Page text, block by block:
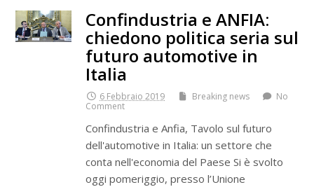
Confindustria e ANFIA:
chiedono politica seria sul
futuro automotive in
Italia
6 Febbraio 2019 Breaking news
No
Comment
Confindustria e Anfia, Tavolo sul futuro
dell'automotive in Italia: un settore che
conta nell'economia del Paese Si è svolto
oggi pomeriggio, presso l’Unione